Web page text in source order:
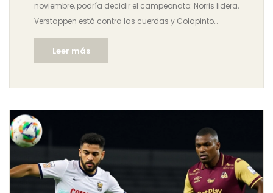
noviembre, podría decidir el campeonato: Norris lidera,
Verstappen está contra las cuerdas y Colapinto
busca consolidarse. Transmisión en vivo por DAZN, Fox
Sports y gratis en YouTube.
Leer más